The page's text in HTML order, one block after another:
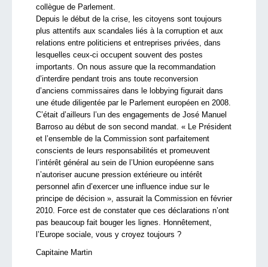
collègue de Parlement.
Depuis le début de la crise, les citoyens sont toujours
plus attentifs aux scandales liés à la corruption et aux
relations entre politiciens et entreprises privées, dans
lesquelles ceux-ci occupent souvent des postes
importants. On nous assure que la recommandation
d’interdire pendant trois ans toute reconversion
d’anciens commissaires dans le lobbying figurait dans
une étude diligentée par le Parlement européen en 2008.
C’était d’ailleurs l’un des engagements de José Manuel
Barroso au début de son second mandat. « Le Président
et l’ensemble de la Commission sont parfaitement
conscients de leurs responsabilités et promeuvent
l’intérêt général au sein de l’Union européenne sans
n’autoriser aucune pression extérieure ou intérêt
personnel afin d’exercer une influence indue sur le
principe de décision », assurait la Commission en février
2010. Force est de constater que ces déclarations n’ont
pas beaucoup fait bouger les lignes. Honnêtement,
l’Europe sociale, vous y croyez toujours ?
Capitaine Martin